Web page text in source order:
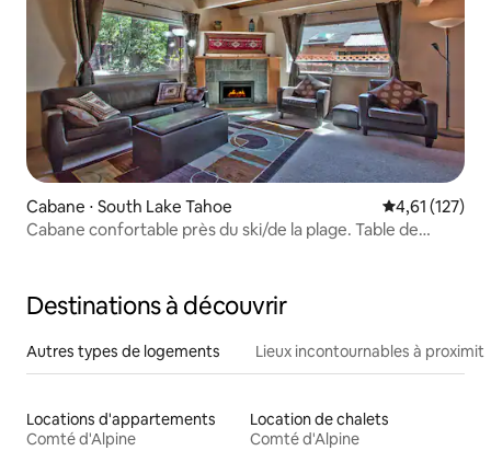
Cabane ⋅ South Lake Tahoe Évaluation
4,61 (127)
Cabane confortable près du ski/de la plage. Table de
Destinations à découvrir
Autres types de logements Lieux incontournables à
Locations d'appartements
Comté d'Alpine
Location de chalets
Comté d'Alpine